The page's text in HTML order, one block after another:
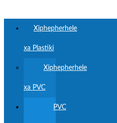
Xiphepherhele
xa Plastiki
Xiphepherhele
xa PVC
PVC